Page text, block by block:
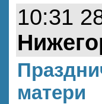
10:31
матери